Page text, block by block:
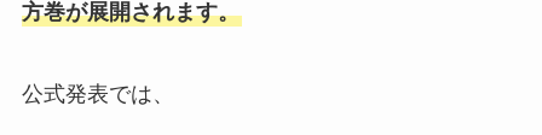
方巻が展開されます。
公式発表では、